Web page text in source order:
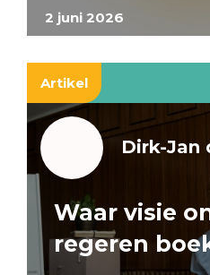
2 juni 2026
Artikel
Dirk-Jan
Waar visie
regeren